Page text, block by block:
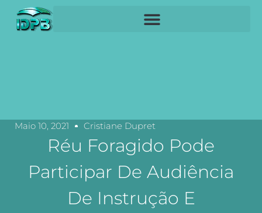
Maio 10, 2021 Cristiane Dupret
Réu Foragido Pode
Participar De Audiência
De Instrução E